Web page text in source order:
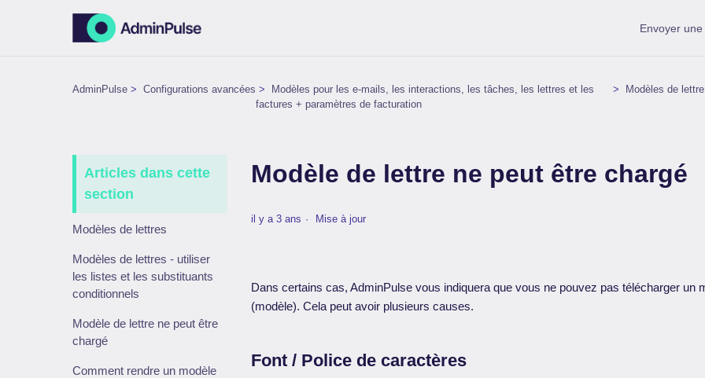
Envoyer
AdminPulse Configurations avancées
Modèles pour les e-mails, les interactions, les tâches, les lettres et les
factures + paramètres de facturation
Modèles de lettre
Articles dans cette
section
Modèles de lettres
Modèles de lettres - utiliser
les listes et les substituants
conditionnels
Modèle de lettre ne peut être
chargé
Comment rendre un modèle
Modèle de lettre ne peut être chargé
il y a 3 ans Mise à jour
Dans certains cas, AdminPulse vous indiquera que vous ne pouvez pas télécharger un
(modèle). Cela peut avoir plusieurs causes.
Font / Police de caractères